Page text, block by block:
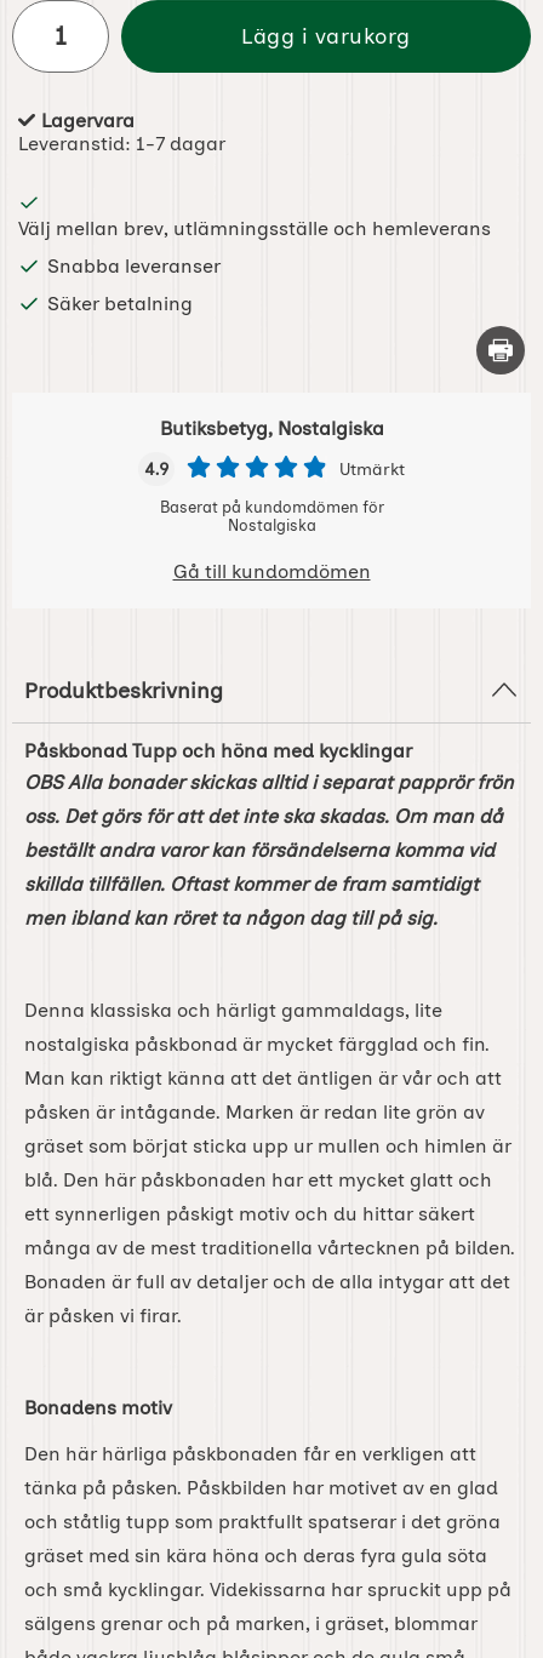
antal
Lägg i varukorg
Tillgänglighet:
Lagervara
Leveranstid: 1-7 dagar
Välj mellan brev, utlämningsställe och hemleverans
Snabba leveranser
Säker betalning
Skriv
Butiksbetyg, Nostalgiska
4.9 Utmärkt
Baserat på kundomdömen för
Nostalgiska
Gå till kundomdömen
Produktbeskrivning
Påskbonad Tupp och höna med kycklingar
OBS Alla bonader skickas alltid i separat papprör frön
oss. Det görs för att det inte ska skadas. Om man då
beställt andra varor kan försändelserna komma vid
skillda tillfällen. Oftast kommer de fram samtidigt
men ibland kan röret ta någon dag till på sig.
Denna klassiska och härligt gammaldags, lite
nostalgiska påskbonad är mycket färgglad och fin.
Man kan riktigt känna att det äntligen är vår och att
påsken är intågande. Marken är redan lite grön av
gräset som börjat sticka upp ur mullen och himlen är
blå. Den här påskbonaden har ett mycket glatt och
ett synnerligen påskigt motiv och du hittar säkert
många av de mest traditionella vårtecknen på bilden.
Bonaden är full av detaljer och de alla intygar att det
är påsken vi firar.
Bonadens motiv
Den här härliga påskbonaden får en verkligen att
tänka på påsken. Påskbilden har motivet av en glad
och ståtlig tupp som praktfullt spatserar i det gröna
gräset med sin kära höna och deras fyra gula söta
och små kycklingar. Videkissarna har spruckit upp på
sälgens grenar och på marken, i gräset, blommar